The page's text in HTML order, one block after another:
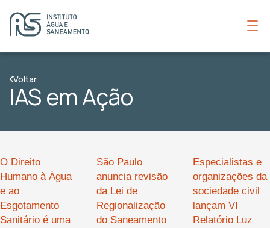
Voltar
IAS em Ação
O Direito
Humano à Água
e ao
Esgotamento
Sanitário é uma
São Paulo
anuncia revisão
da Lei de
Regionalização
do Saneamento
Especialistas e
organizações da
sociedade civil
lançam VI
Relatório Luz